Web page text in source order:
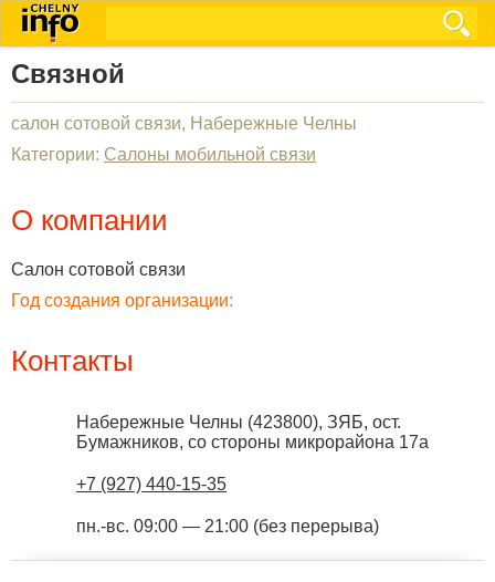
Связной
салон сотовой связи, Набережные Челны
Категории: Салоны мобильной связи
О компании
Салон сотовой связи
Год создания организации:
Контакты
Набережные Челны (423800), ЗЯБ, ост.
Бумажников, со стороны микрорайона 17а
+7 (927) 440-15-35
пн.-вс. 09:00 — 21:00 (без перерыва)